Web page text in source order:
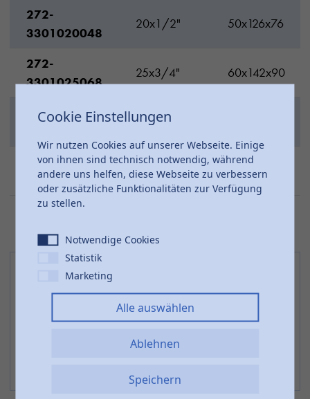
272-
3301020048
20x1/2" 50x126x76
272-
3301025068
25x3/4" 60x142x90
272-
32x1"
272-
3301040108
*40x1"1/4 80x205x118
Cookie Einstellungen
Wir nutzen Cookies auf unserer Webseite. Einige
von ihnen sind technisch notwendig, während
andere uns helfen, diese Webseite zu verbessern
oder zusätzliche Funktionalitäten zur Verfügung
zu stellen.
Notwendige Cookies
Statistik
Marketing
Alle auswählen
Ablehnen
Speichern